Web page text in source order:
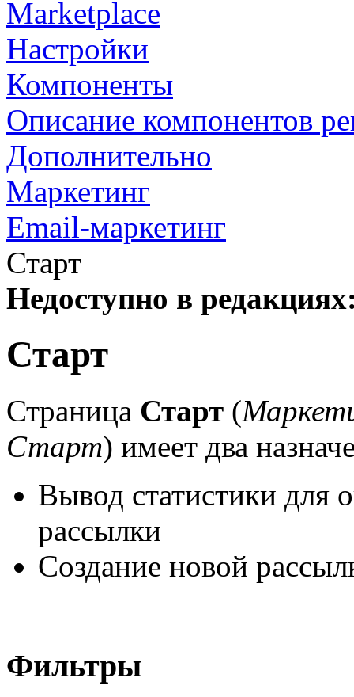
Marketplace
Настройки
Компоненты
Описание компонентов
Дополнительно
Маркетинг
Email-маркетинг
Старт
Недоступно в
Старт
Страница Старт (
Старт) имеет два
Вывод статистики для
рассылки
Создание новой
Фильтры